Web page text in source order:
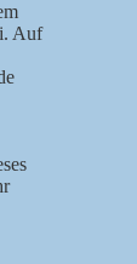
Auf